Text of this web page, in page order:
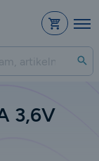
3,6V